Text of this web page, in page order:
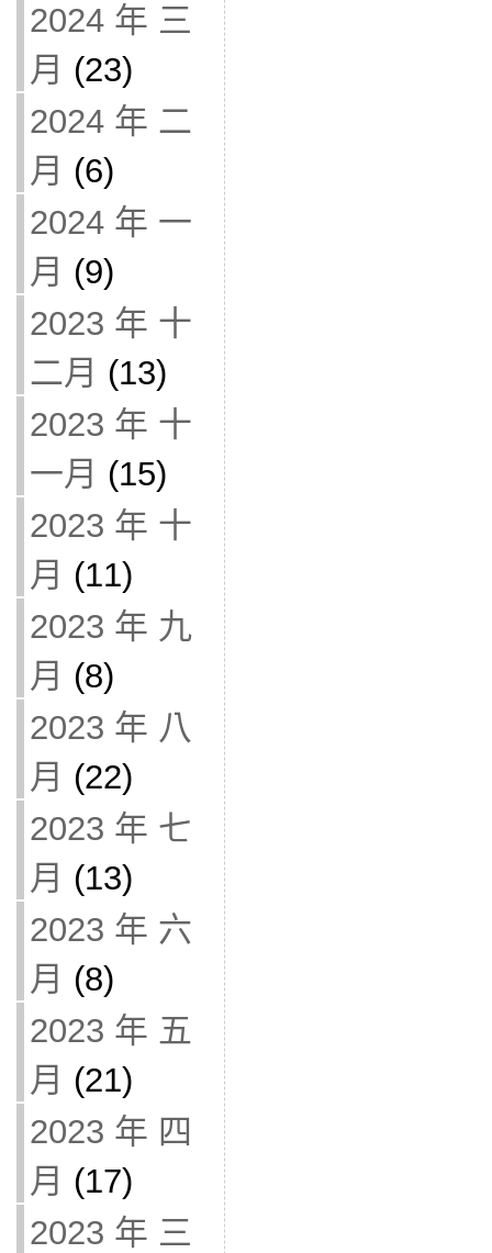
2024 年 三
月 (23)
2024 年 二
月 (6)
2024 年 一
月 (9)
2023 年 十
二月 (13)
2023 年 十
一月 (15)
2023 年 十
月 (11)
2023 年 九
月 (8)
2023 年 八
月 (22)
2023 年 七
月 (13)
2023 年 六
月 (8)
2023 年 五
月 (21)
2023 年 四
月 (17)
2023 年 三